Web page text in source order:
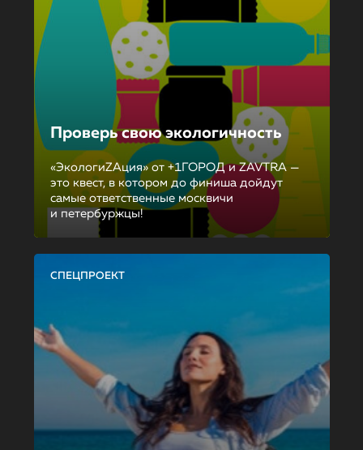
Проверь свою экологичность
«ЭкологиZAция» от +1ГОРОД и ZAVTRA —
это квест, в котором до финиша дойдут
самые ответственные москвичи
и петербуржцы!
СПЕЦПРОЕКТ